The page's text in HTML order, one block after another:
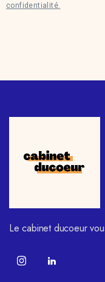
confidentialité.
Le cabinet ducoeur